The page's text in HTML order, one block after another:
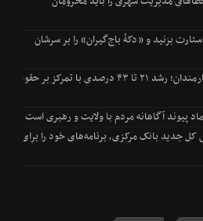
بزنید و «دکۀ باج‌گیران» را بر سرشان
افزایش پلکانی حقوق کارمندان؛ رشد ۲۱ تا ۴۳ درصدی با تمرکز بر حقوق
جدید بانک مرکزی، برنامه‌های خود را برای